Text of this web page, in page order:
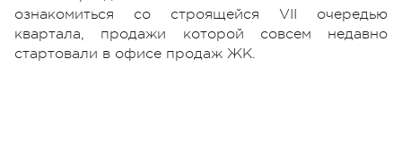
ознакомиться со строящейся VІІ очередью
квартала, продажи которой совсем недавно
стартовали в офисе продаж ЖК.